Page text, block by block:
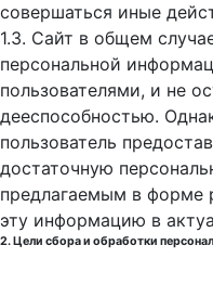
совершаться иные
1.3. Сайт в общем
персональной
пользователями, и не
дееспособностью.
пользователь
достаточную
предлагаемым в форме
эту информацию в
2. Цели сбора и обработки